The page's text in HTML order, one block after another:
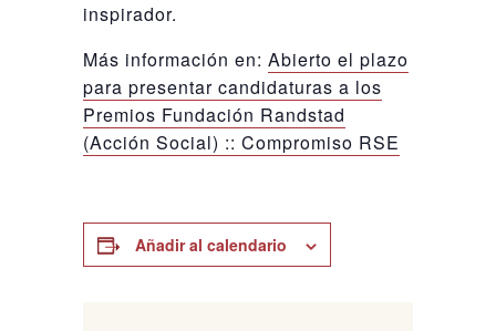
inspirador.
Más información en: Abierto el plazo
para presentar candidaturas a los
Premios Fundación Randstad
(Acción Social) :: Compromiso RSE
Añadir al calendario